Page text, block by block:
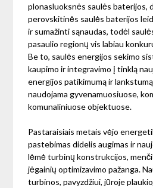
plonasluoksnės saulės baterijos,
perovskitinės saulės baterijos
ir sumažinti sąnaudas, todėl
pasaulio regionų vis labiau
Be to, saulės energijos sekimo
kaupimo ir integravimo į tinklą
energijos patikimumą ir
naudojama gyvenamuosiuose,
komunaliniuose objektuose.
Pastaraisiais metais vėjo
pastebimas didelis augimas ir
lėmė turbinų konstrukcijos,
jėgainių optimizavimo pažanga.
turbinos, pavyzdžiui, jūroje